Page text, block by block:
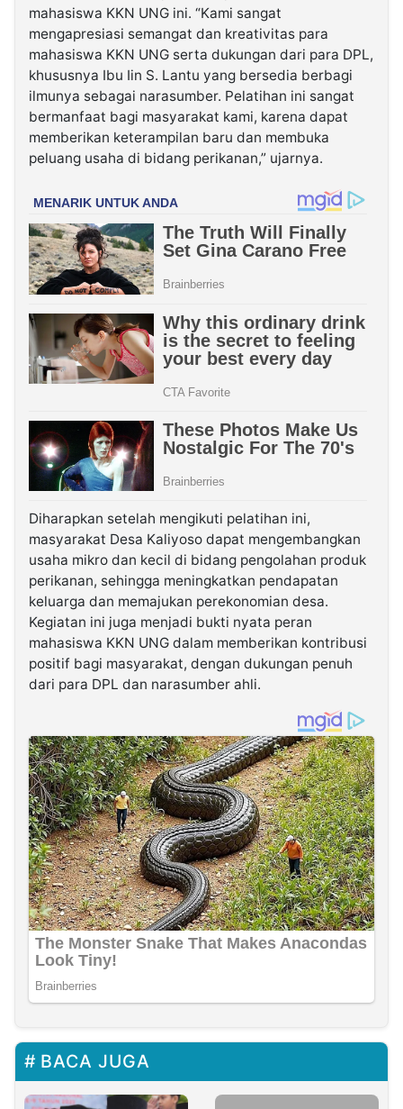
mahasiswa KKN UNG ini. “Kami sangat
mengapresiasi semangat dan kreativitas para
mahasiswa KKN UNG serta dukungan dari para DPL,
khususnya Ibu Iin S. Lantu yang bersedia berbagi
ilmunya sebagai narasumber. Pelatihan ini sangat
bermanfaat bagi masyarakat kami, karena dapat
memberikan keterampilan baru dan membuka
peluang usaha di bidang perikanan,” ujarnya.
Diharapkan setelah mengikuti pelatihan ini,
masyarakat Desa Kaliyoso dapat mengembangkan
usaha mikro dan kecil di bidang pengolahan produk
perikanan, sehingga meningkatkan pendapatan
keluarga dan memajukan perekonomian desa.
Kegiatan ini juga menjadi bukti nyata peran
mahasiswa KKN UNG dalam memberikan kontribusi
positif bagi masyarakat, dengan dukungan penuh
dari para DPL dan narasumber ahli.
BACA JUGA